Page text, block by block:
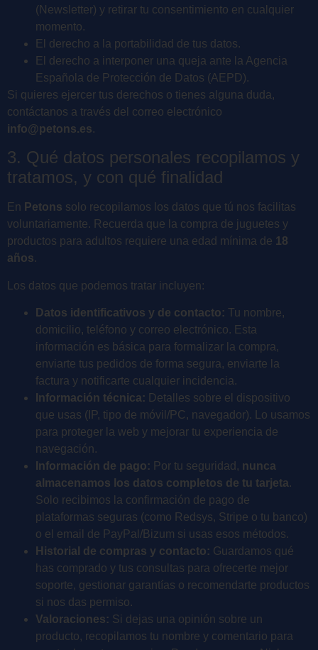
(Newsletter) y retirar tu consentimiento en cualquier
momento.
El derecho a la portabilidad de tus datos.
El derecho a interponer una queja ante la Agencia
Española de Protección de Datos (AEPD).
Si quieres ejercer tus derechos o tienes alguna duda,
contáctanos a través del correo electrónico
info@petons.es.
3. Qué datos personales recopilamos y
tratamos, y con qué finalidad
En Petons solo recopilamos los datos que tú nos facilitas
voluntariamente. Recuerda que la compra de juguetes y
productos para adultos requiere una edad mínima de 18
años.
Los datos que podemos tratar incluyen:
Datos identificativos y de contacto: Tu nombre,
domicilio, teléfono y correo electrónico. Esta
información es básica para formalizar la compra,
enviarte tus pedidos de forma segura, enviarte la
factura y notificarte cualquier incidencia.
Información técnica: Detalles sobre el dispositivo
que usas (IP, tipo de móvil/PC, navegador). Lo usamos
para proteger la web y mejorar tu experiencia de
navegación.
Información de pago: Por tu seguridad, nunca
almacenamos los datos completos de tu tarjeta.
Solo recibimos la confirmación de pago de
plataformas seguras (como Redsys, Stripe o tu banco)
o el email de PayPal/Bizum si usas esos métodos.
Historial de compras y contacto: Guardamos qué
has comprado y tus consultas para ofrecerte mejor
soporte, gestionar garantías o recomendarte productos
si nos das permiso.
Valoraciones: Si dejas una opinión sobre un
producto, recopilamos tu nombre y comentario para